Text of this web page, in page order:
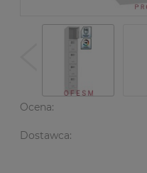
Ocena:
Dostawca: